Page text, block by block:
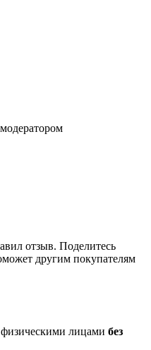
отзыв. Поделитесь
другим покупателям
лицами без